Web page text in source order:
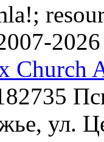
2026
Church
ул.